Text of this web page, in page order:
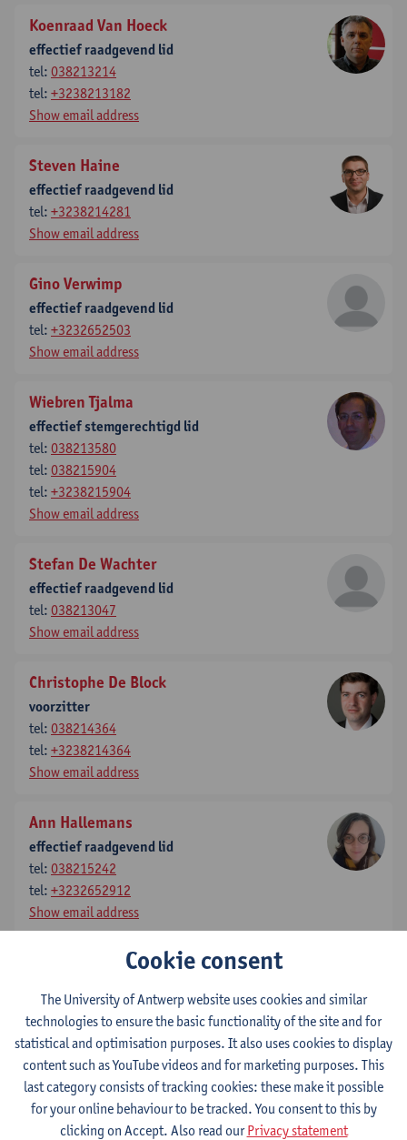
Koenraad Van Hoeck
effectief raadgevend lid
tel: 038213214
tel: +3238213182
Show email address
Steven Haine
effectief raadgevend lid
tel: +3238214281
Show email address
Gino Verwimp
effectief raadgevend lid
tel: +3232652503
Show email address
Wiebren Tjalma
effectief stemgerechtigd lid
tel: 038213580
tel: 038215904
tel: +3238215904
Show email address
Stefan De Wachter
effectief raadgevend lid
tel: 038213047
Show email address
Christophe De Block
voorzitter
tel: 038214364
tel: +3238214364
Show email address
Ann Hallemans
effectief raadgevend lid
tel: 038215242
tel: +3232652912
Show email address
tel:+3232652914
Show email address
Peter Van Bogaert
effectief raadgevend lid
+3232652150
Cookie consent
The University of Antwerp website uses cookies and similar
technologies to ensure the basic functionality of the site and for
statistical and optimisation purposes. It also uses cookies to display
content such as YouTube videos and for marketing purposes. This
last category consists of tracking cookies: these make it possible
for your online behaviour to be tracked. You consent to this by
clicking on Accept. Also read ourPrivacy statement